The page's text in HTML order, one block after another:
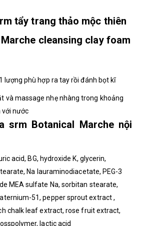
tẩy trang thảo mộc thiên
cleansing clay foam
lượng phù hợp ra tay rồi đánh bọt kĩ
và massage nhẹ nhàng trong khoảng
với nước
srm Botanical Marche nội
acid, BG, hydroxide K, glycerin,
Na lauraminodiacetate, PEG-3
MEA sulfate Na, sorbitan stearate,
51, pepper sprout extract ,
chalk leaf extract, rose fruit extract,
lactic acid